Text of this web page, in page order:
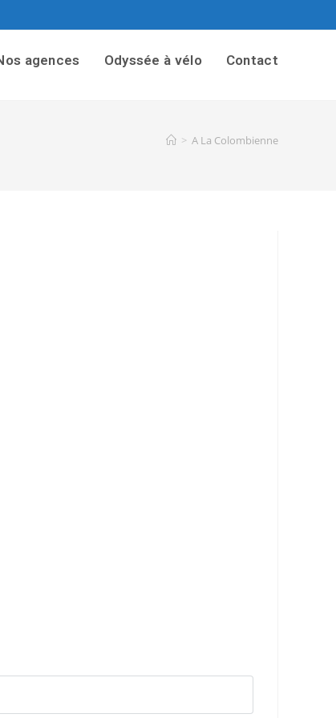
agences Odyssée à vélo Contact
> A La Colombienne